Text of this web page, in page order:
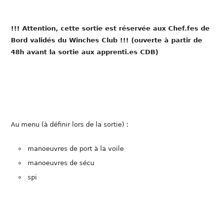
!!! Attention, cette sortie est réservée aux Chef.fes de
Bord validés du Winches Club !!! (ouverte à partir de
48h avant la sortie aux apprenti.es CDB)
Au menu (à définir lors de la sortie) :
manoeuvres de port à la voile
manoeuvres de sécu
spi